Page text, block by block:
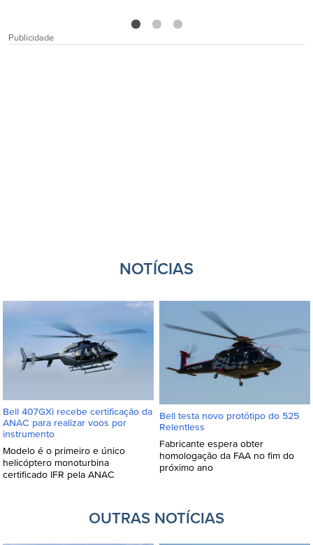
1 2 3
Publicidade
NOTÍCIAS
Bell 407GXi recebe certificação da
ANAC para realizar voos por
instrumento
Modelo é o primeiro e único
helicóptero monoturbina
certificado IFR pela ANAC
Bell testa novo protótipo do 525
Relentless
Fabricante espera obter
homologação da FAA no fim do
próximo ano
OUTRAS NOTÍCIAS